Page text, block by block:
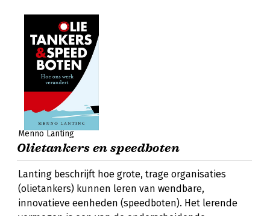
Menno Lanting
Olietankers en speedboten
Lanting beschrijft hoe grote, trage organisaties
(olietankers) kunnen leren van wendbare,
innovatieve eenheden (speedboten). Het lerende